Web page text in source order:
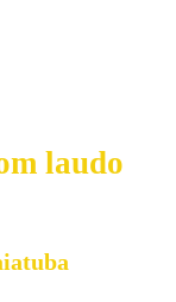
laudo